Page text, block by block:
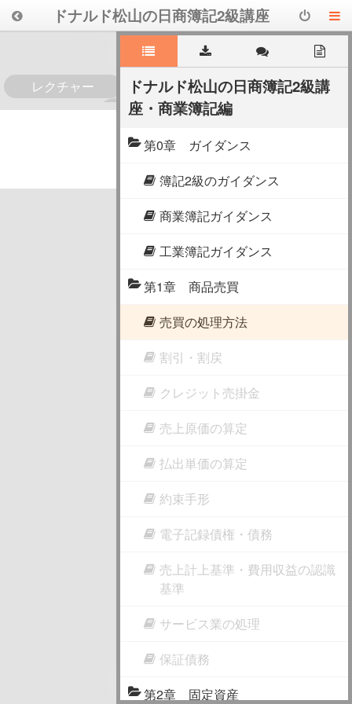
ドナルド松山の日商簿記2級講座
レクチャー
0
ドナルド松山の日商簿記2級講
座・商業簿記編
第0章 ガイダンス
簿記2級のガイダンス
商業簿記ガイダンス
工業簿記ガイダンス
第1章 商品売買
売買の処理方法
割引・割戻
クレジット売掛金
売上原価の算定
払出単価の算定
約束手形
電子記録債権・債務
売上計上基準・費用収益の認識
基準
サービス業の処理
保証債務
第2章 固定資産